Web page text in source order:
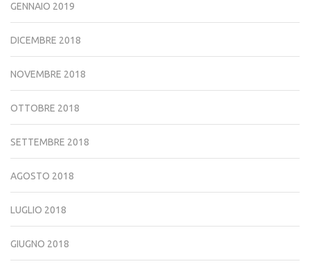
GENNAIO 2019
DICEMBRE 2018
NOVEMBRE 2018
OTTOBRE 2018
SETTEMBRE 2018
AGOSTO 2018
LUGLIO 2018
GIUGNO 2018